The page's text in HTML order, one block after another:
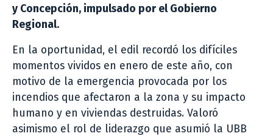
y Concepción, impulsado por el Gobierno
Regional.
En la oportunidad, el edil recordó los difíciles
momentos vividos en enero de este año, con
motivo de la emergencia provocada por los
incendios que afectaron a la zona y su impacto
humano y en viviendas destruidas. Valoró
asimismo el rol de liderazgo que asumió la UBB